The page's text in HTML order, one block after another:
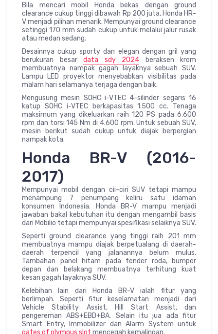
Bila mencari mobil Honda bekas dengan ground
clearance cukup tinggi dibawah Rp 200 juta, Honda HR-
V menjadi pilihan menarik. Mempunyai ground clearance
setinggi 170 mm sudah cukup untuk melalui jalur rusak
atau medan sedang.
Desainnya cukup sporty dan elegan dengan gril yang
berukuran besar data sdy 2024 beraksen krom
membuatnya nampak gagah layaknya sebuah SUV.
Lampu LED proyektor menyebabkan visibilitas pada
malam hari selamanya terjaga dengan baik.
Mengusung mesin SOHC i-VTEC 4-silinder segaris 16
katup SOHC i-VTEC berkapasitas 1.500 cc. Tenaga
maksimum yang dikeluarkan raih 120 PS pada 6.600
rpm dan torsi 145 Nm di 4.600 rpm. Untuk sebuah SUV,
mesin berikut sudah cukup untuk diajak berpergian
nampak kota.
Honda BR-V (2016-
2017)
Mempunyai mobil dengan cii-ciri SUV tetapi mampu
menampung 7 penumpang keliru satu idaman
konsumen Indonesia. Honda BR-V mampu menjadi
jawaban bakal kebutuhan itu dengan mengambil basis
dari Mobilio tetapi mempunyai spesifikasi selaiknya SUV.
Seperti ground clearance yang tinggi raih 201 mm
membuatnya mampu diajak berpetualang di daerah-
daerah terpencil yang jalanannya belum mulus.
Tambahan panel hitam pada fender roda, bumper
depan dan belakang membuatnya terhitung kuat
kesan gagah layaknya SUV.
Kelebihan lain dari Honda BR-V ialah fitur yang
berlimpah. Seperti fitur keselamatan menjadi dari
Vehicle Stability Assist, Hill Start Assist, dan
pengereman ABS+EBD+BA. Selain itu jua ada fitur
Smart Entry, Immobilizer dan Alarm System untuk
gates of olympus slot mencegah kemalingan.